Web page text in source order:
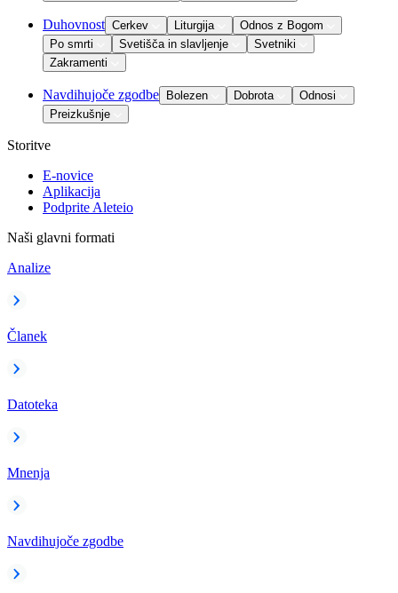
Duhovnost Cerkev Liturgija
Odnos z Bogom
Po smrti
Svetišča in slavljenje
Svetniki
Zakramenti
Navdihujoče zgodbe Bolezen Dobrota
Odnosi
Preizkušnje
Storitve
E-novice
Aplikacija
Podprite Aleteio
Naši glavni formati
Analize
Članek
Datoteka
Mnenja
Navdihujoče zgodbe